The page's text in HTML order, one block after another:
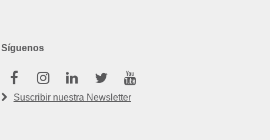
Síguenos
Facebook
InstagramLinkedinTwitter
Suscribir nuestra Newsletter